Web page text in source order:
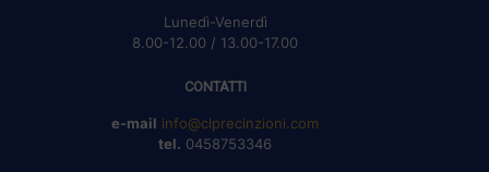
Lunedì-Venerdì
8.00-12.00 / 13.00-17.00
CONTATTI
e-mail info@clprecinzioni.com
tel. 0458753346